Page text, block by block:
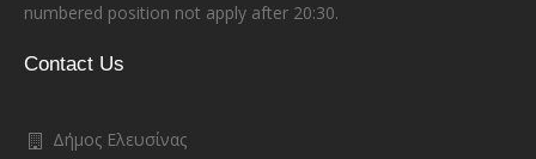
numbered position not apply after 20:30.
Contact Us
Δήμος Ελευσίνας